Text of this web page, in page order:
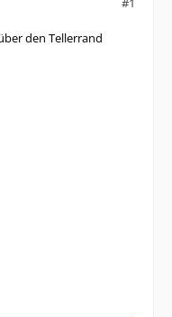
den Tellerrand